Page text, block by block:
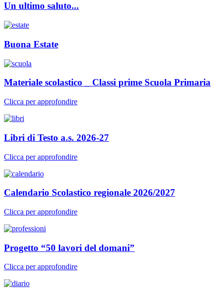
Un ultimo saluto...
Buona Estate
Materiale scolastico _ Classi prime Scuola Primaria
Clicca per approfondire
Libri di Testo a.s. 2026-27
Clicca per approfondire
Calendario Scolastico regionale 2026/2027
Clicca per approfondire
Progetto “50 lavori del domani”
Clicca per approfondire